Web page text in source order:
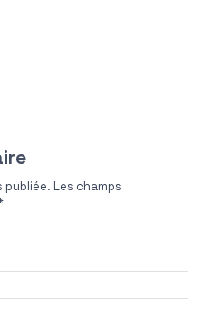
publiée. Les champs